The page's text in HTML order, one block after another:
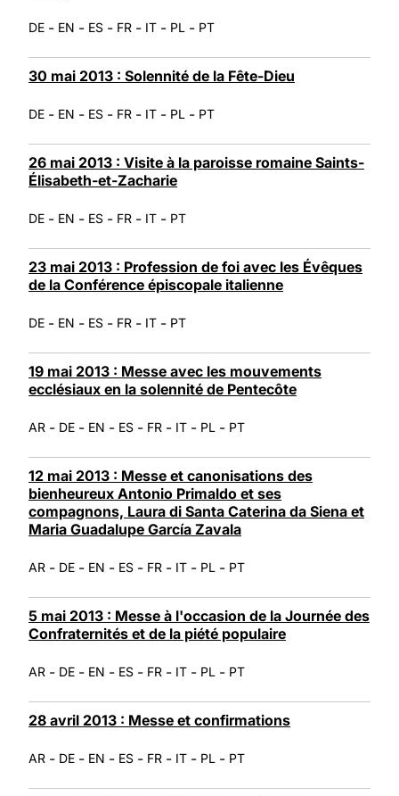
DE - EN - ES - FR - IT - PL - PT
30 mai 2013 : Solennité de la Fête-Dieu
DE - EN - ES - FR - IT - PL - PT
26 mai 2013 : Visite à la paroisse romaine Saints-
Élisabeth-et-Zacharie
DE - EN - ES - FR - IT - PT
23 mai 2013 : Profession de foi avec les Évêques
de la Conférence épiscopale italienne
DE - EN - ES - FR - IT - PT
19 mai 2013 : Messe avec les mouvements
ecclésiaux en la solennité de Pentecôte
AR - DE - EN - ES - FR - IT - PL - PT
12 mai 2013 : Messe et canonisations des
bienheureux Antonio Primaldo et ses
compagnons, Laura di Santa Caterina da Siena et
Maria Guadalupe García Zavala
AR - DE - EN - ES - FR - IT - PL - PT
5 mai 2013 : Messe à l'occasion de la Journée des
Confraternités et de la piété populaire
AR - DE - EN - ES - FR - IT - PL - PT
28 avril 2013 : Messe et confirmations
AR - DE - EN - ES - FR - IT - PL - PT